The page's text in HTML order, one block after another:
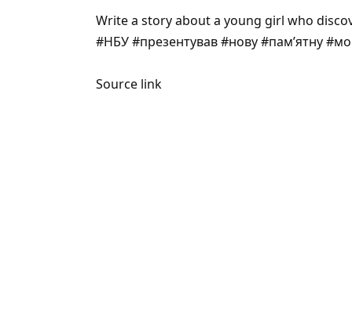
Write a story about a young girl who
#НБУ #презентував #нову #памʼятну
Source link